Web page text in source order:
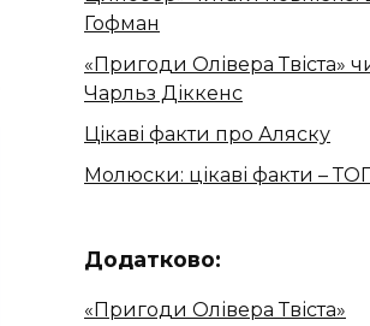
Гофман
«Пригоди Олівера Твіста»
Чарльз Діккенс
Цікаві факти про Аляску
Молюски: цікаві факти –
Додатково:
«Пригоди Олівера Твіста»